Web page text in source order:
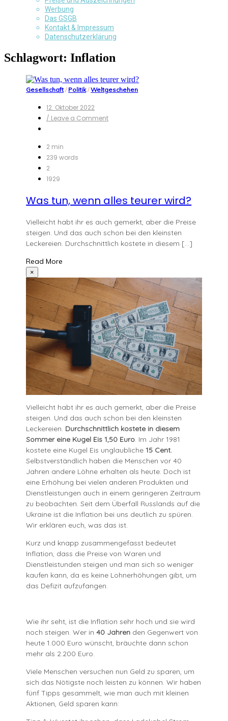
Werbung
Das GSGB
Kontakt & Impressum
Datenschutzerklärung
Schlagwort: Inflation
Gesellschaft/ Politik/Weltgeschehen
12. Oktober 2022
/ Leave a Commenton
2 min
239 words
2
1929
Was tun, wenn alles teurer wird?
Vielleicht habt ihr es auch gemerkt, aber die Preise
steigen. Und das auch schon bei den kleinsten
Leckereien. Durchschnittlich kostete in diesem […]
Read More
×
Vielleicht habt ihr es auch gemerkt, aber die Preise
steigen. Und das auch schon bei den kleinsten
Leckereien. Durchschnittlich kostete in diesem
Sommer eine Kugel Eis 1,50 Euro. Im Jahr 1981
kostete eine Kugel Eis unglaubliche 15 Cent.
Selbstverständlich haben die Menschen vor 40
Jahren andere Löhne erhalten als heute. Doch ist
eine Erhöhung bei vielen anderen Produkten und
Dienstleistungen auch in einem geringeren Zeitraum
zu beobachten. Seit dem Überfall Russlands auf die
Ukraine ist die Inflation bei uns deutlich zu spüren.
Wir erklären euch, was das ist.
Kurz und knapp zusammengefasst bedeutet
Inflation, dass die Preise von Waren und
Dienstleistunden steigen und man sich so weniger
kaufen kann, da es keine Lohnerhöhungen gibt, um
das Defizit aufzufangen.
Wie ihr seht, ist die Inflation sehr hoch und sie wird
noch steigen. Wer in40 Jahren den Gegenwert von
heute 1.000 Euro wünscht, bräuchte dann schon
mehr als 2.200 Euro.
Viele Menschen versuchen nun Geld zu sparen, um
sich das Nötigste noch leisten zu können. Wir haben
fünf Tipps gesammelt, wie man auch mit kleinen
Aktionen, Geld sparen kann: